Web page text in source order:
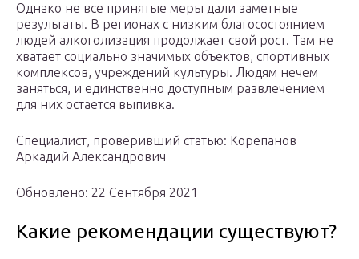
Однако не все принятые меры дали заметные
результаты. В регионах с низким благосостоянием
людей алкоголизация продолжает свой рост. Там не
хватает социально значимых объектов, спортивных
комплексов, учреждений культуры. Людям нечем
заняться, и единственно доступным развлечением
для них остается выпивка.
Специалист, проверивший статью: Корепанов
Аркадий Александрович
Обновлено: 22 Сентября 2021
Какие рекомендации существуют?